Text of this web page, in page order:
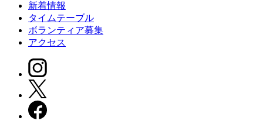
新着情報
タイムテーブル
ボランティア募集
アクセス